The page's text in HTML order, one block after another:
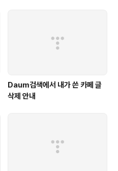
Daum검색에서 내가 쓴 카페 글
삭제 안내